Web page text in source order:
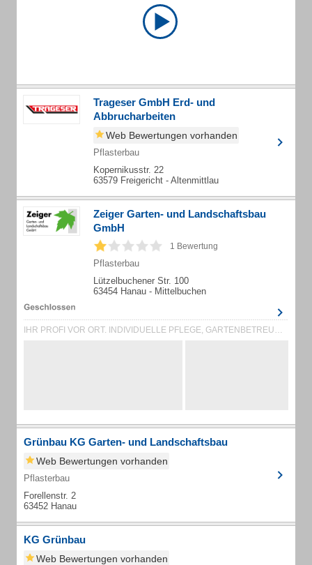
Trageser GmbH Erd- und
Abbrucharbeiten
Web Bewertungen vorhanden
Pflasterbau
Kopernikusstr. 22
63579 Freigericht - Altenmittlau
Zeiger Garten- und Landschaftsbau
GmbH
1 Bewertung
Pflasterbau
Lützelbuchener Str. 100
63454 Hanau - Mittelbuchen
IHR PROFI VOR ORT. INDIVIDUELLE PFLEGE, GARTENBETREUUNG, HOCHWERTIGE DETAILLÖ...
Grünbau KG Garten- und Landschaftsbau
Web Bewertungen vorhanden
Pflasterbau
Forellenstr. 2
63452 Hanau
KG Grünbau
Web Bewertungen vorhanden